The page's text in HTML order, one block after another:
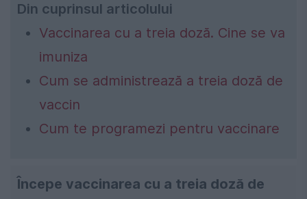
Din cuprinsul articolului
Vaccinarea cu a treia doză. Cine se va
imuniza
Cum se administrează a treia doză de
vaccin
Cum te programezi pentru vaccinare
Începe vaccinarea cu a treia doză de